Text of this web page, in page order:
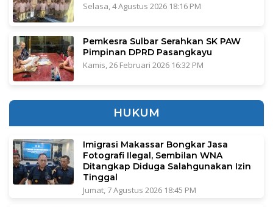
Selasa, 4 Agustus 2026 18:16 PM
Pemkesra Sulbar Serahkan SK PAW
Pimpinan DPRD Pasangkayu
Kamis, 26 Februari 2026 16:32 PM
HUKUM
Imigrasi Makassar Bongkar Jasa
Fotografi Ilegal, Sembilan WNA
Ditangkap Diduga Salahgunakan Izin
Tinggal
Jumat, 7 Agustus 2026 18:45 PM